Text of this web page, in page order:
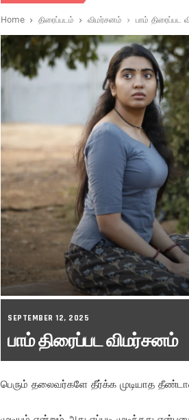
Home திரைப்படம் விமர்சனம் பாம் திரைப்பட
SEPTEMBER 12, 2025
பாம் திரைப்பட விமர்சனம்
பெரும் தலைவர்களே தீர்க்க முடியாத